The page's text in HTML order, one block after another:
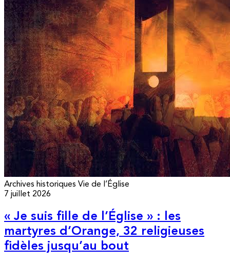
Archives historiques Vie de l’Église
7 juillet 2026
« Je suis fille de l’Église » : les
martyres d’Orange, 32 religieuses
fidèles jusqu’au bout